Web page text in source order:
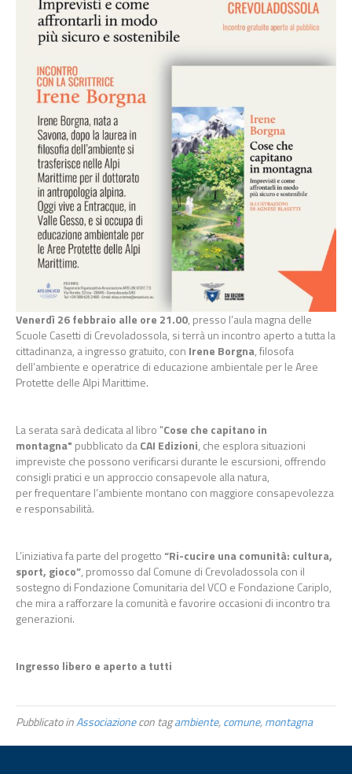
Venerdì 26 febbraio alle ore 21.00, presso l’aula magna delle
Scuole Casetti di Crevoladossola, si terrà un incontro aperto a tutta la
cittadinanza, a ingresso gratuito, con Irene Borgna, filosofa
dell’ambiente e operatrice di educazione ambientale per le Aree
Protette delle Alpi Marittime.
La serata sarà dedicata al libro "Cose che capitano in
montagna" pubblicato daCAI Edizioni, che esplora situazioni
impreviste che possono verificarsi durante le escursioni, offrendo
consigli pratici e un approccio consapevole alla natura,
per frequentare l’ambiente montano con maggiore consapevolezza
e responsabilità.
L’iniziativa fa parte del progetto“Ri-cucire una comunità: cultura,
sport, gioco”, promosso dal Comune di Crevoladossola con il
sostegno di Fondazione Comunitaria del VCO e Fondazione Cariplo,
che mira a rafforzare la comunità e favorire occasioni di incontro tra
generazioni.
Ingresso libero e aperto a tutti
Pubblicato inAssociazionecon tagambiente,comune,montagna